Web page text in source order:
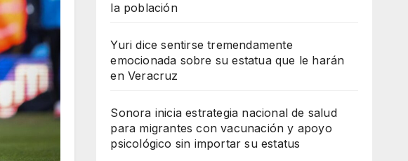
la población
Yuri dice sentirse tremendamente
emocionada sobre su estatua que le harán
en Veracruz
Sonora inicia estrategia nacional de salud
para migrantes con vacunación y apoyo
psicológico sin importar su estatus